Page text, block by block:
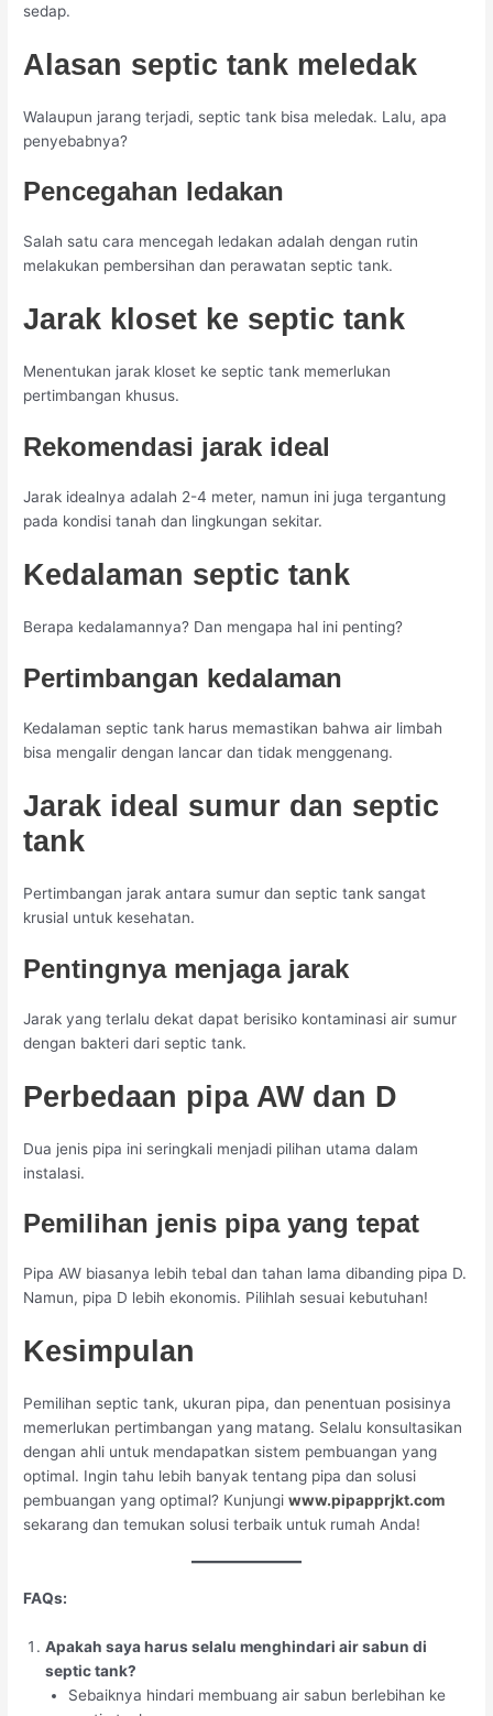
sedap.
Alasan septic tank meledak
Walaupun jarang terjadi, septic tank bisa meledak. Lalu, apa
penyebabnya?
Pencegahan ledakan
Salah satu cara mencegah ledakan adalah dengan rutin
melakukan pembersihan dan perawatan septic tank.
Jarak kloset ke septic tank
Menentukan jarak kloset ke septic tank memerlukan
pertimbangan khusus.
Rekomendasi jarak ideal
Jarak idealnya adalah 2-4 meter, namun ini juga tergantung
pada kondisi tanah dan lingkungan sekitar.
Kedalaman septic tank
Berapa kedalamannya? Dan mengapa hal ini penting?
Pertimbangan kedalaman
Kedalaman septic tank harus memastikan bahwa air limbah
bisa mengalir dengan lancar dan tidak menggenang.
Jarak ideal sumur dan septic
tank
Pertimbangan jarak antara sumur dan septic tank sangat
krusial untuk kesehatan.
Pentingnya menjaga jarak
Jarak yang terlalu dekat dapat berisiko kontaminasi air sumur
dengan bakteri dari septic tank.
Perbedaan pipa AW dan D
Dua jenis pipa ini seringkali menjadi pilihan utama dalam
instalasi.
Pemilihan jenis pipa yang tepat
Pipa AW biasanya lebih tebal dan tahan lama dibanding pipa D.
Namun, pipa D lebih ekonomis. Pilihlah sesuai kebutuhan!
Kesimpulan
Pemilihan septic tank, ukuran pipa, dan penentuan posisinya
memerlukan pertimbangan yang matang. Selalu konsultasikan
dengan ahli untuk mendapatkan sistem pembuangan yang
optimal. Ingin tahu lebih banyak tentang pipa dan solusi
pembuangan yang optimal? Kunjungiwww.pipapprjkt.com
sekarang dan temukan solusi terbaik untuk rumah Anda!
FAQs:
Apakah saya harus selalu menghindari air sabun di
septic tank?
Sebaiknya hindari membuang air sabun berlebihan ke